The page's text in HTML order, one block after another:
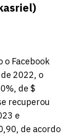
o Facebook
2022, o
de $
recuperou
e
de acordo